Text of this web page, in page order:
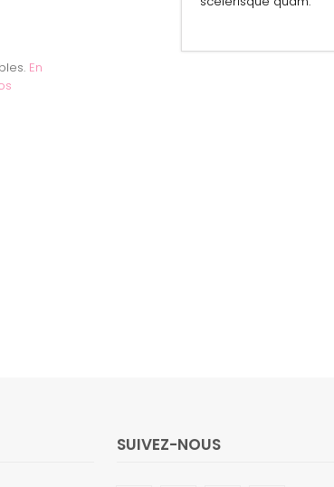
En
SUIVEZ-NOUS